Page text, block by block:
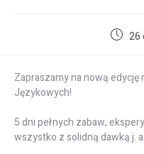
26
Zapraszamy na nową
Językowych!
5 dni pełnych zabaw,
wszystko z solidną dawką j.